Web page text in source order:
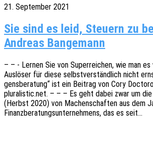
21. September 2021
Sie sind es leid, Steuern zu
Andreas Bangemann
– – - Lernen Sie von Super­rei­chen, wie man
Auslö­ser für diese selbst­ver­ständ­lich nicht
gens­be­ra­tung“ ist ein Beitrag von Cory
pluralistic.net. – – – Es geht dabei zwar um
(Herbst 2020) von Machen­schaf­ten aus dem
Finanz­be­ra­tungs­un­ter­neh­mens, das es seit…